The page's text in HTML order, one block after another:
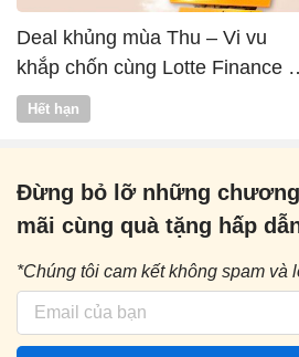
Deal khủng mùa Thu – Vi vu
khắp chốn cùng Lotte Finance x
Vntrip
Hết hạn
Đừng bỏ lỡ những
mãi cùng quà tặng hấp
*Chúng tôi cam kết không spam và